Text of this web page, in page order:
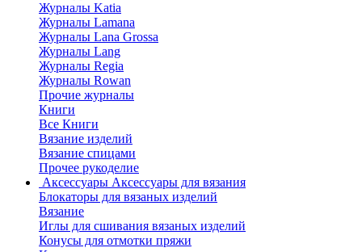
Журналы Katia
Журналы Lamana
Журналы Lana Grossa
Журналы Lang
Журналы Regia
Журналы Rowan
Прочие журналы
Книги
Все Книги
Вязание изделий
Вязание спицами
Прочее рукоделие
Аксессуары Аксессуары для вязания
Блокаторы для вязаных изделий
Вязание
Иглы для сшивания вязаных изделий
Конусы для отмотки пряжи